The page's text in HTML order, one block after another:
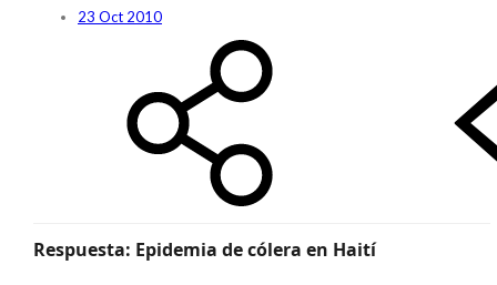
23 Oct 2010
Respuesta: Epidemia de cólera en Haití